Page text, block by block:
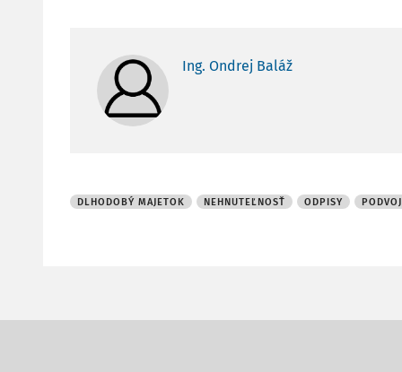
Ing. Ondrej Baláž
DLHODOBÝ MAJETOK NEHNUTEĽNOSŤ ODPISY